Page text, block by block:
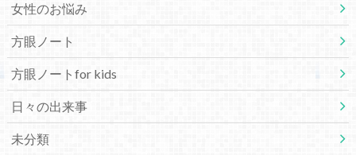
女性のお悩み
方眼ノート
方眼ノートfor kids
日々の出来事
未分類